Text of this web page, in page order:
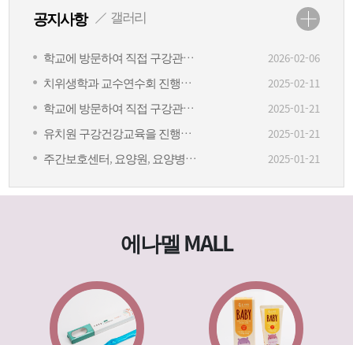
공지사항
학교에 방문하여 직접 구강관리 교육을 합니다. 2026-02-06
치위생학과 교수연수회 진행합니다. 2025-02-11
학교에 방문하여 직접 구강관리 교육을 합니다. 2025-01-21
유치원 구강건강교육을 진행합니다. 2025-01-21
주간보호센터, 요양원, 요양병원에서 구강케어진행합니다. 2025-01-21
갤러리
에나멜 MALL